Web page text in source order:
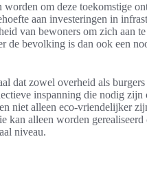
om deze toekomstige
aan investeringen in
van bewoners om zich aan
de bevolking is dan ook een
dat zowel overheid als
inspanning die nodig zijn
niet alleen eco-vriendelijker
kan alleen worden
niveau.